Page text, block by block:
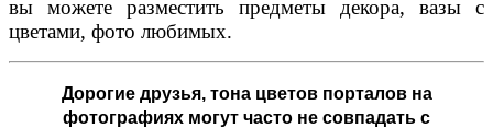
вы можете разместить предметы декора, вазы с
цветами, фото любимых.
Дорогие друзья,тона цветов порталов на
фотографиях могут часто не совпадать с